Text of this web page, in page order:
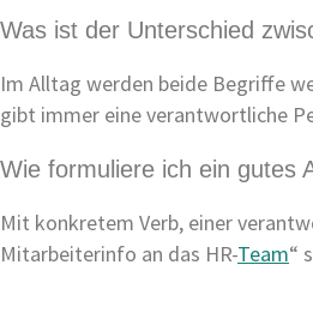
Was ist der Unterschied
Im Alltag werden beide Begriffe
gibt immer eine verantwortliche
Wie formuliere ich ein gutes
Mit konkretem Verb, einer
Mitarbeiterinfo an das HR-Team“